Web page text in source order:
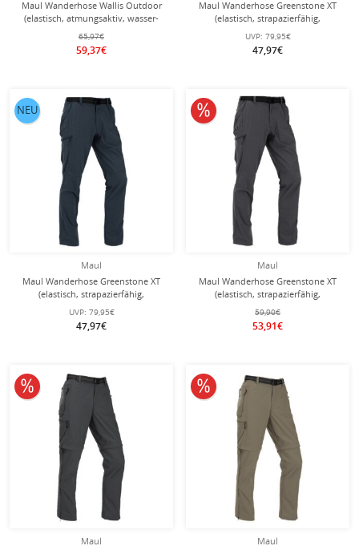
Maul Wanderhose Wallis Outdoor
(elastisch, atmungsaktiv, wasser-
und winddicht) lang schwarz Herren
65,97€
59,37€
Maul Wanderhose Greenstone XT
(elastisch, strapazierfähig,
atmungsaktiv) lang petrolblau
Herren
UVP: 79,95€
47,97€
Maul
Maul Wanderhose Greenstone XT
(elastisch, strapazierfähig,
atmungsaktiv) lang darkblau Herren
UVP: 79,95€
47,97€
NEU
Maul
Maul Wanderhose Greenstone XT
(elastisch, strapazierfähig,
atmungsaktiv) lang dunkelgrau
Herren
59,90€
53,91€
10% reduziert
Maul
10% reduziert
Maul
10% reduziert